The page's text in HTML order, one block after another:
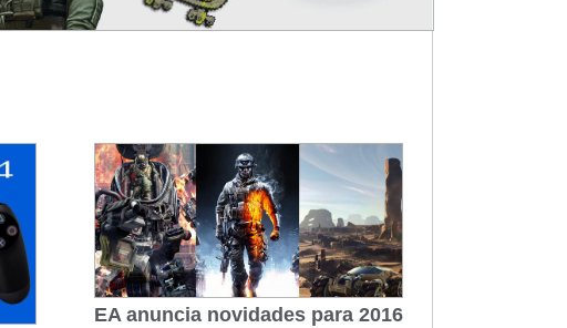
EA anuncia novidades para 2016